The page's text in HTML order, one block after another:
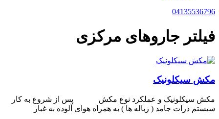
04135536796
فیلتر جاروهای مرکزی
مکش سیکلونیک
مکش سیکلونیک و عملکرد نوع مکش پس از شروع به کار
سیستم ذرات جامد ( زباله ها ) به همراه هوای آلوده به غبار